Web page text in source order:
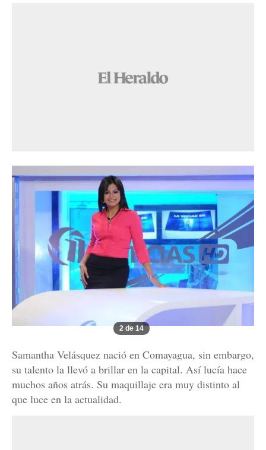
2 de 14
Samantha Velásquez nació en Comayagua, sin embargo,
su talento la llevó a brillar en la capital. Así lucía hace
muchos años atrás. Su maquillaje era muy distinto al
que luce en la actualidad.